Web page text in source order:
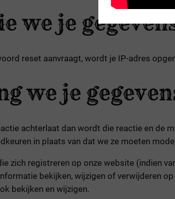
we je
reset aanvraagt, wordt je IP-adres
we je
achterlaat dan wordt die reactie en de
in plaats van dat we ze moeten
zich registreren op onze website (indien
bekijken, wijzigen of verwijderen
bekijken en wijzigen.